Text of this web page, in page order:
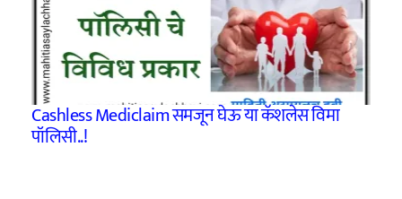
Cashless Mediclaim समजून घेऊ या कॅशलेस विमा
पॉलिसी..!